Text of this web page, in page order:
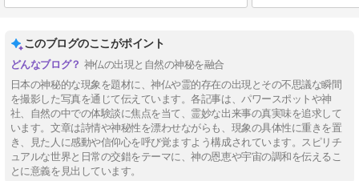
このブログのここがポイント
神仏の出現と自然の神秘を融合
日本の神秘的な現象を題材に、神仏や霊的存在の出現とその不思議な瞬間
を撮影した写真を通じて伝えています。各記事は、パワースポットや神
社、自然の中での体験談に焦点を当て、霊妙な出来事の真実味を追求して
います。文章は詩情や神秘性を漂わせながらも、現象の具体性に重きを置
き、見た人に感動や信仰心を呼び覚ますよう構成されています。スピリチ
ュアルな世界と日常の交錯をテーマに、神の恩恵や宇宙の調和を伝えるこ
とに意義を見出しています。